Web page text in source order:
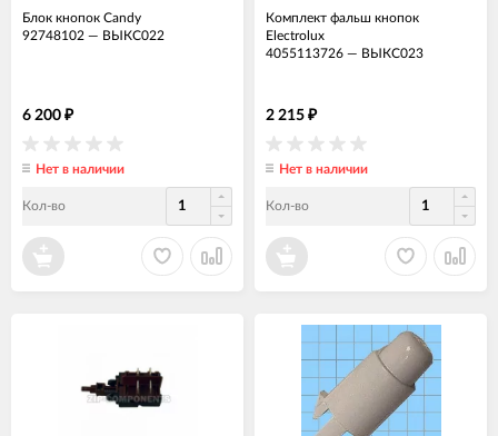
Блок кнопок Candy
92748102 — ВЫКС022
6 200 ₽
Нет в наличии
Кол-во
Комплект фальш кнопок
Electrolux
4055113726 — ВЫКС023
2 215 ₽
Нет в наличии
Кол-во